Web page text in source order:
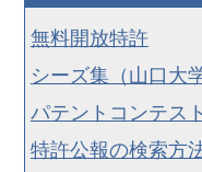
無料開放特許
シーズ集（山口大
パテントコンテス
特許公報の検索方